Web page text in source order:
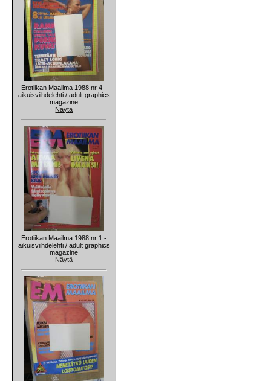
Erotiikan Maailma 1988 nr 4 -
aikuisviihdelehti / adult graphics
magazine
Näytä
Erotiikan Maailma 1988 nr 1 -
aikuisviihdelehti / adult graphics
magazine
Näytä